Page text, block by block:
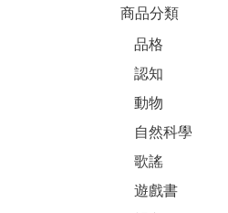
商品分類
品格
認知
動物
自然科學
歌謠
遊戲書